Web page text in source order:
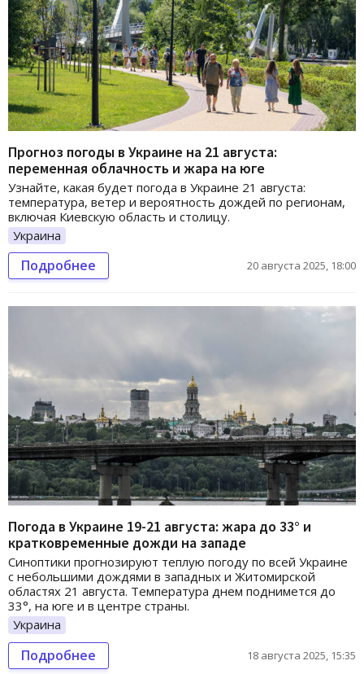
Прогноз погоды в Украине на 21 августа:
переменная облачность и жара на юге
Узнайте, какая будет погода в Украине 21 августа:
температура, ветер и вероятность дождей по регионам,
включая Киевскую область и столицу.
Украина
Подробнее 20 августа 2025, 18:00
Погода в Украине 19-21 августа: жара до 33° и
кратковременные дожди на западе
Синоптики прогнозируют теплую погоду по всей Украине
с небольшими дождями в западных и Житомирской
областях 21 августа. Температура днем поднимется до
33°, на юге и в центре страны.
Украина
Подробнее 18 августа 2025, 15:35